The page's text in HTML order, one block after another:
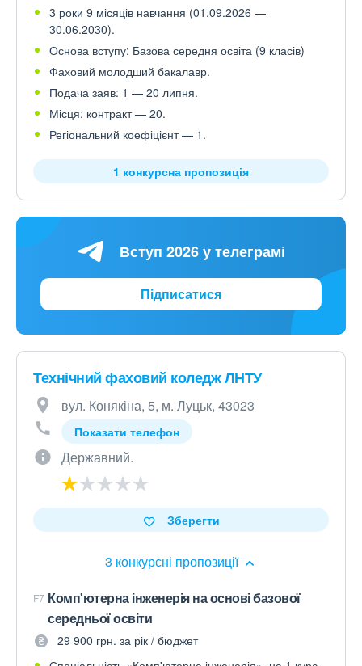
3 роки 9 місяців навчання (01.09.2026 —
30.06.2030).
Основа вступу: Базова середня освіта (9 класів)
Фаховий молодший бакалавр.
Подача заяв: 1 — 20 липня.
Місця: контракт — 20.
Регіональний коефіцієнт — 1.
1 конкурсна пропозиція
Вступ 2026 у телеграмі
Підписатися
Технічний фаховий коледж ЛНТУ
вул. Конякіна, 5, м. Луцьк, 43023
Показати телефон
Державний.
3 конкурсні пропозиції
Зберегти
F7 Комп'ютерна інженерія на основі базової
середньої освіти
29 900 грн. за рік / бюджет